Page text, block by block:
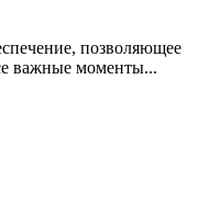
позволяющее
важные моменты...